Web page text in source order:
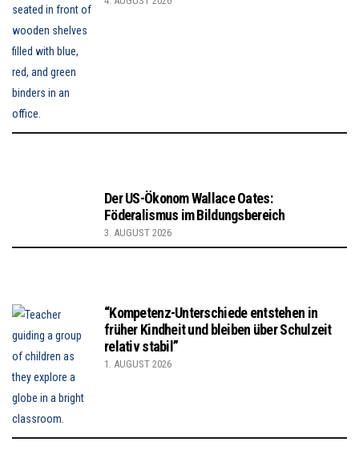
Der US-Ökonom Wallace Oates:
Föderalismus im Bildungsbereich
3. AUGUST 2026
“Kompetenz-Unterschiede entstehen in
früher Kindheit und bleiben über Schulzeit
relativ stabil”
1. AUGUST 2026